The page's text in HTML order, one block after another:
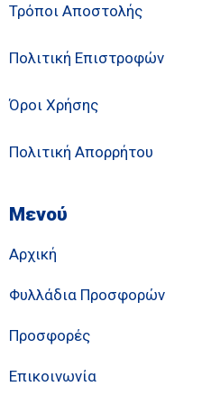
Τρόποι Αποστολής
Πολιτική Επιστροφών
Όροι Χρήσης
Πολιτική Απορρήτου
Μενού
Αρχική
Φυλλάδια Προσφορών
Προσφορές
Επικοινωνία